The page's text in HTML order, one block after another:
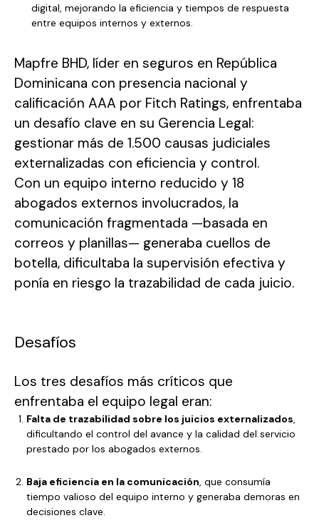
digital, mejorando la eficiencia y tiempos de respuesta
entre equipos internos y externos.
Mapfre BHD, líder en seguros en República
Dominicana con presencia nacional y
calificación AAA por Fitch Ratings, enfrentaba
un desafío clave en su Gerencia Legal:
gestionar más de 1.500 causas judiciales
externalizadas con eficiencia y control.
Con un equipo interno reducido y 18
abogados externos involucrados, la
comunicación fragmentada —basada en
correos y planillas— generaba cuellos de
botella, dificultaba la supervisión efectiva y
ponía en riesgo la trazabilidad de cada juicio.
Desafíos
Los tres desafíos más críticos que
enfrentaba el equipo legal eran:
Falta de trazabilidad sobre los juicios externalizados,
dificultando el control del avance y la calidad del servicio
prestado por los abogados externos.
Baja eficiencia en la comunicación, que consumía
tiempo valioso del equipo interno y generaba demoras en
decisiones clave.